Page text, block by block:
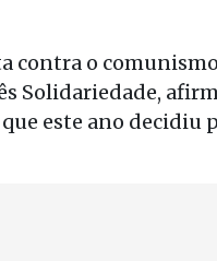
contra o
Solidariedade,
este ano decidiu